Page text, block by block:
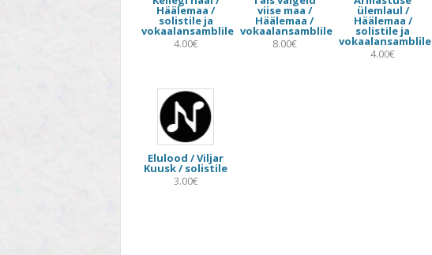
Häälemaa /
solistile ja
vokaalansamblile
4.00€
viise maa /
Häälemaa /
vokaalansamblile
8.00€
ülemlaul /
Häälemaa /
solistile ja
vokaalansamblile
4.00€
Elulood / Viljar
Kuusk / solistile
3.00€